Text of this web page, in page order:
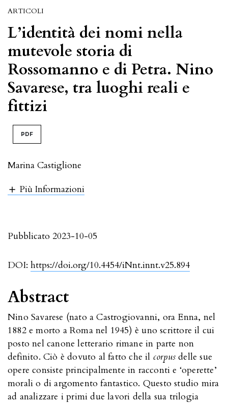
ARTICOLI
L’identità dei nomi nella
mutevole storia di
Rossomanno e di Petra. Nino
Savarese, tra luoghi reali e
fittizi
PDF
Marina Castiglione
Più Informazioni
DOI: https://doi.org/10.4454/iNnt.innt.v25.894
Pubblicato 2023-10-05
Abstract
Nino Savarese (nato a Castrogiovanni, ora Enna, nel
1882 e morto a Roma nel 1945) è uno scrittore il cui
posto nel canone letterario rimane in parte non
definito. Ciò è dovuto al fatto che il corpus delle sue
opere consiste principalmente in racconti e ‘operette’
morali o di argomento fantastico. Questo studio mira
ad analizzare i primi due lavori della sua trilogia